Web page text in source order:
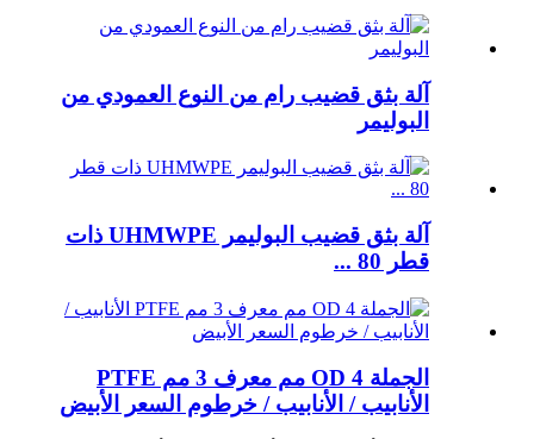
آلة بثق قضيب رام من النوع العمودي من
البوليمر
آلة بثق قضيب البوليمر UHMWPE ذات
قطر 80 ...
الجملة OD 4 مم معرف 3 مم PTFE
الأنابيب / الأنابيب / خرطوم السعر الأبيض